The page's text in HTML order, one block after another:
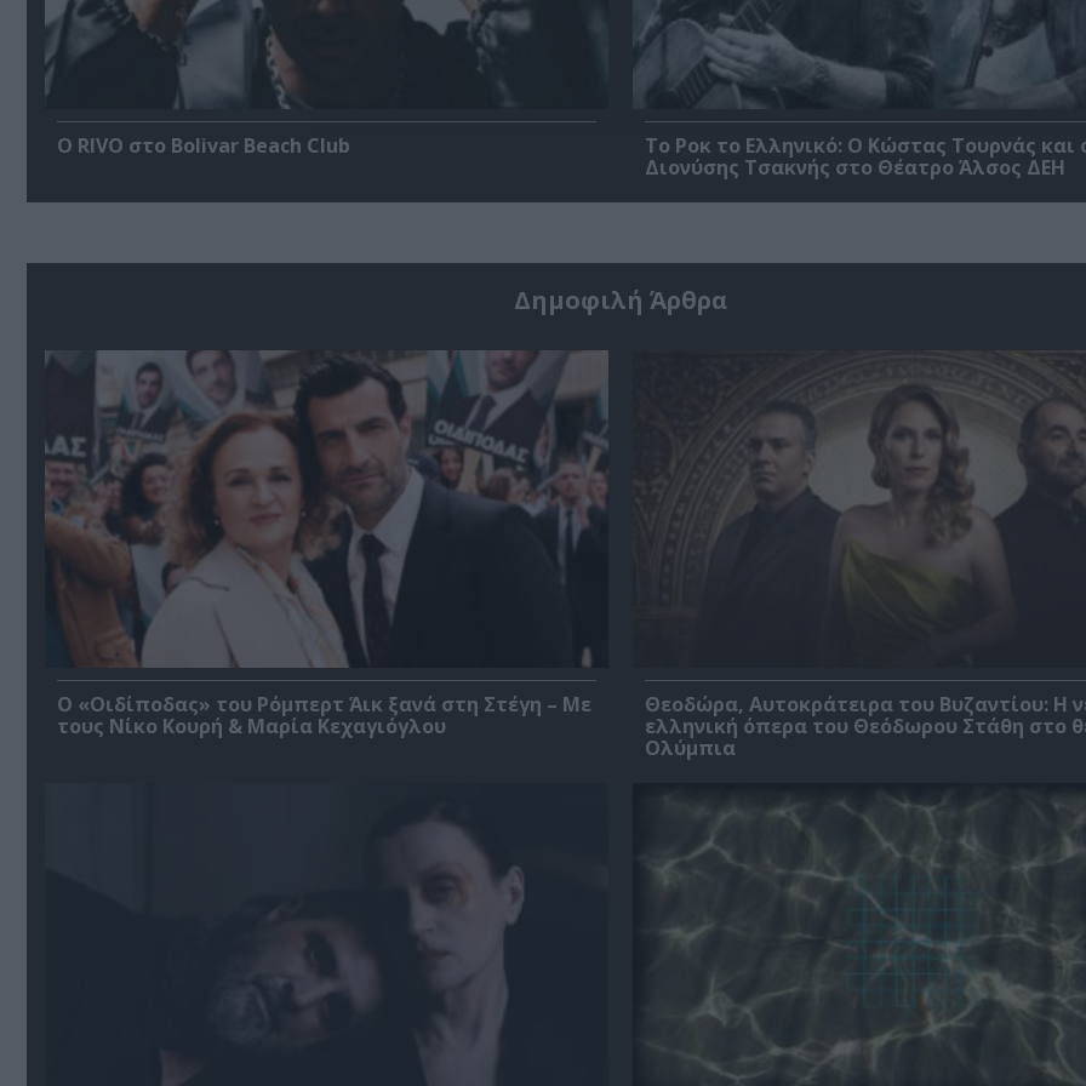
Ο RIVO στο Bolivar Beach Club
Το Ροκ το Ελληνικό: Ο Κώστας Τουρνάς και
Διονύσης Τσακνής στο Θέατρο Άλσος ΔΕΗ
Δημοφιλή Άρθρα
O «Οιδίποδας» του Ρόμπερτ Άικ ξανά στη Στέγη – Με
τους Νίκο Κουρή & Μαρία Κεχαγιόγλου
Θεοδώρα, Αυτοκράτειρα του Βυζαντίου: Η
ελληνική όπερα του Θεόδωρου Στάθη στο
Ολύμπια